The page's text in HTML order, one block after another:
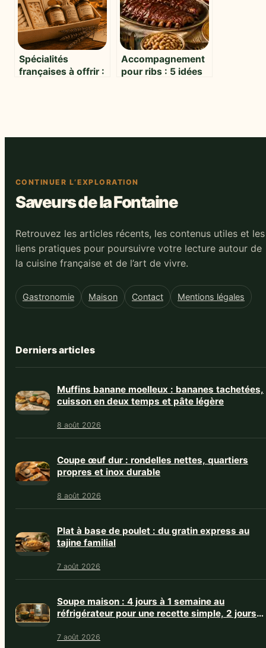
Spécialités
françaises à offrir :
Accompagnement
pour ribs : 5 idées
CONTINUER L’EXPLORATION
Saveurs de la Fontaine
Retrouvez les articles récents, les contenus utiles et les
liens pratiques pour poursuivre votre lecture autour de
la cuisine française et de l’art de vivre.
Gastronomie Maison Contact Mentions légales
Derniers articles
Muffins banane moelleux : bananes tachetées,
cuisson en deux temps et pâte légère
8 août 2026
Coupe œuf dur : rondelles nettes, quartiers
propres et inox durable
8 août 2026
Plat à base de poulet : du gratin express au
tajine familial
7 août 2026
Soupe maison : 4 jours à 1 semaine au
réfrigérateur pour une recette simple, 2 jours
7 août 2026